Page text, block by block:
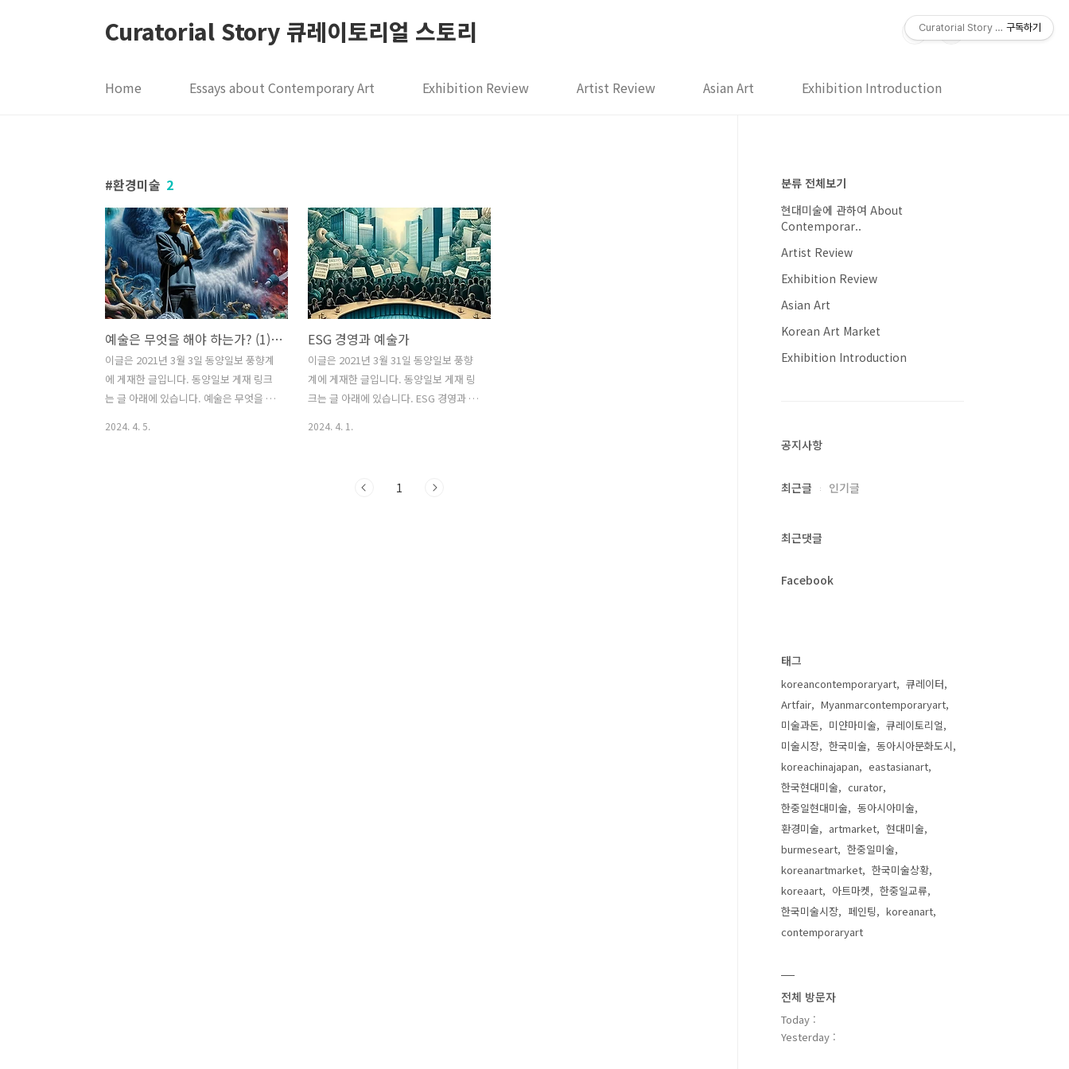
Curatorial Story 큐레이토리얼 스토리
Home Essays about Contemporary Art Exhibition Review Artist Review Asian Art Exhibition Introduction
환경미술 2
예술은 무엇을 해야 하는가? (1) 환경과 예술
이글은 2021년 3월 3일 동양일보 풍향계
에 게재한 글입니다. 동양일보 게재 링크
는 글 아래에 있습니다. 예술은 무엇을 해
2024. 4. 5.
ESG 경영과 예술가
이글은 2021년 3월 31일 동양일보 풍향
계에 게재한 글입니다. 동양일보 게재 링
크는 글 아래에 있습니다. ESG 경영과 예
ESG 경영을 표방하며 앞 다투어 이를 실
2024. 4. 1.
1
분류 전체보기
현대미술에 관하여 About
Contemporar..
Artist Review
Exhibition Review
Asian Art
Korean Art Market
Exhibition Introduction
공지사항
최근글 인기글
최근댓글
Facebook
태그
koreancontemporaryart
큐레이터
Artfair
Myanmarcontemporaryart
미술과돈
미얀마미술
큐레이토리얼
미술시장
한국미술
동아시아문화도시
koreachinajapan
eastasianart
한국현대미술
curator
한중일현대미술
동아시아미술
환경미술
artmarket
현대미술
burmeseart
한중일미술
koreanartmarket
한국미술상황
koreaart
아트마켓
한중일교류
한국미술시장
페인팅
koreanart
contemporaryart
전체 방문자
Today :
Yesterday :
Curatorial Story 큐레이토리얼 스토
구독하기